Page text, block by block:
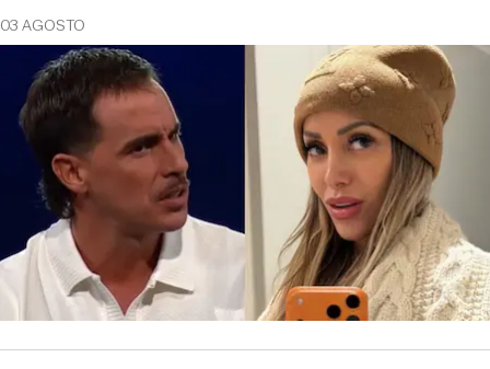
03 AGOSTO